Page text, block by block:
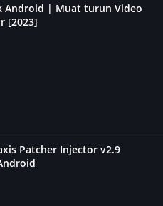
Android | Muat turun Video
[2023]
Patcher Injector v2.9